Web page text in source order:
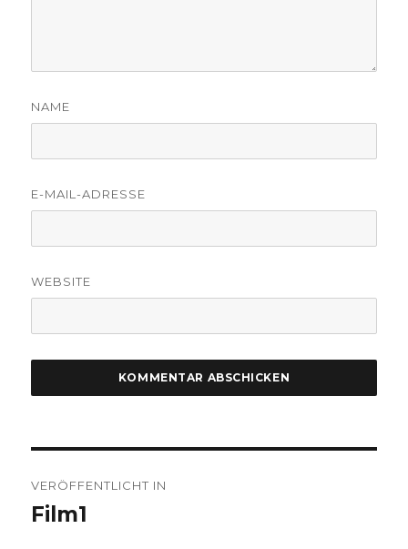
NAME
E-MAIL-ADRESSE
WEBSITE
VERÖFFENTLICHT IN
Film1